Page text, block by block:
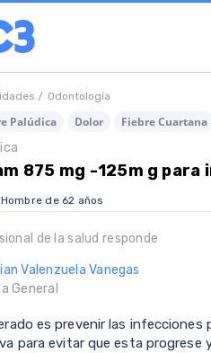
/ Odontología
Palúdica Dolor Fiebre Cuartana
875 mg -125m g
de 62 años
de la salud responde
Valenzuela Vanegas
General
es prevenir las
para evitar que esta progrese